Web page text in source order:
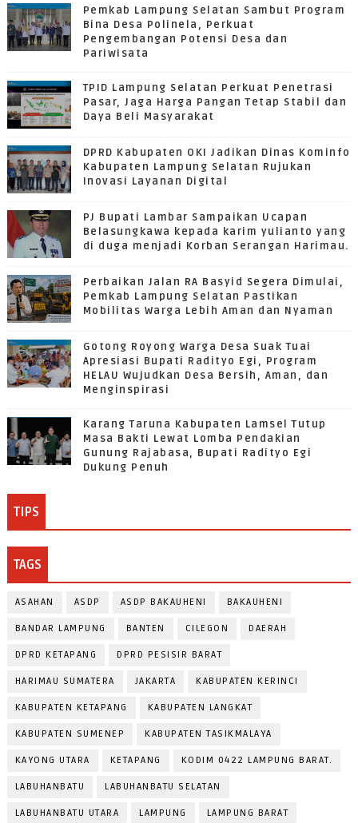
Pemkab Lampung Selatan Sambut Program
Bina Desa Polinela, Perkuat
Pengembangan Potensi Desa dan
Pariwisata
TPID Lampung Selatan Perkuat Penetrasi
Pasar, Jaga Harga Pangan Tetap Stabil dan
Daya Beli Masyarakat
DPRD Kabupaten OKI Jadikan Dinas Kominfo
Kabupaten Lampung Selatan Rujukan
Inovasi Layanan Digital
PJ Bupati Lambar Sampaikan Ucapan
Belasungkawa kepada karim yulianto yang
di duga menjadi Korban Serangan Harimau.
Perbaikan Jalan RA Basyid Segera Dimulai,
Pemkab Lampung Selatan Pastikan
Mobilitas Warga Lebih Aman dan Nyaman
Gotong Royong Warga Desa Suak Tuai
Apresiasi Bupati Radityo Egi, Program
HELAU Wujudkan Desa Bersih, Aman, dan
Menginspirasi
Karang Taruna Kabupaten Lamsel Tutup
Masa Bakti Lewat Lomba Pendakian
Gunung Rajabasa, Bupati Radityo Egi
Dukung Penuh
TIPS
TAGS
ASAHAN ASDP ASDP BAKAUHENI BAKAUHENI
BANDAR LAMPUNG BANTEN CILEGON DAERAH
DPRD KETAPANG DPRD PESISIR BARAT
HARIMAU SUMATERA JAKARTA KABUPATEN KERINCI
KABUPATEN KETAPANG KABUPATEN LANGKAT
KABUPATEN SUMENEP KABUPATEN TASIKMALAYA
KAYONG UTARA KETAPANG KODIM 0422 LAMPUNG BARAT.
LABUHANBATU LABUHANBATU SELATAN
LABUHANBATU UTARA LAMPUNG LAMPUNG BARAT